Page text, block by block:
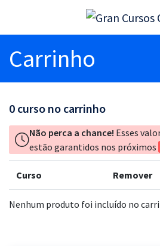
Carrinho
0 curso no carrinho
Não perca a chance! Esses
estão garantidos nos próximos
Curso Remover
Nenhum produto foi incluído no